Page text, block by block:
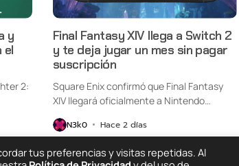
y
el
2:
Final Fantasy XIV llega a Switch 2
y te deja jugar un mes sin pagar
suscripción
Square Enix confirmó que Final Fantasy
XIV llegará oficialmente a Nintendo
N3k0 Hace 2 días
tus preferencias y visitas repetidas. Al